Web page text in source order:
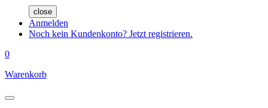
close
Anmelden
Noch kein Kundenkonto? Jetzt registrieren.
0
Warenkorb